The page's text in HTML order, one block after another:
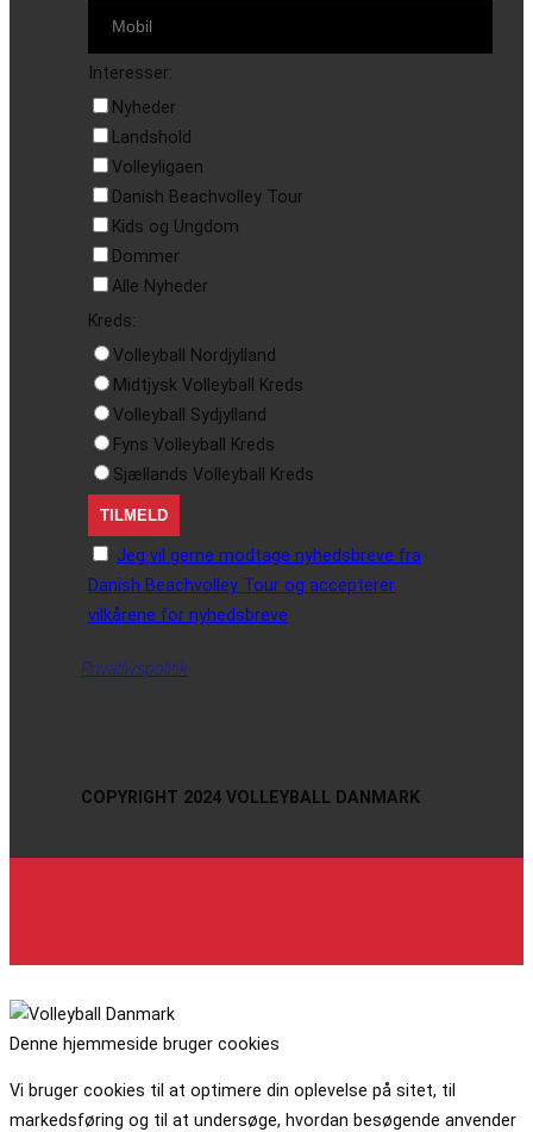
Interesser:
Nyheder
Landshold
Volleyligaen
Danish Beachvolley Tour
Kids og Ungdom
Dommer
Alle Nyheder
Kreds:
Volleyball Nordjylland
Midtjysk Volleyball Kreds
Volleyball Sydjylland
Fyns Volleyball Kreds
Sjællands Volleyball Kreds
Jeg vil gerne modtage nyhedsbreve fra
Danish Beachvolley Tour og accepterer
vilkårene for nyhedsbreve
Privatlivspolitik
COPYRIGHT 2024 VOLLEYBALL DANMARK
Denne hjemmeside bruger cookies
Vi bruger cookies til at optimere din oplevelse på sitet, til
markedsføring og til at undersøge, hvordan besøgende anvender